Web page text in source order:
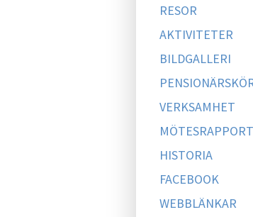
RESOR
AKTIVITETER
BILDGALLERI
VERKSAMHET
HISTORIA
FACEBOOK
WEBBLÄNKAR